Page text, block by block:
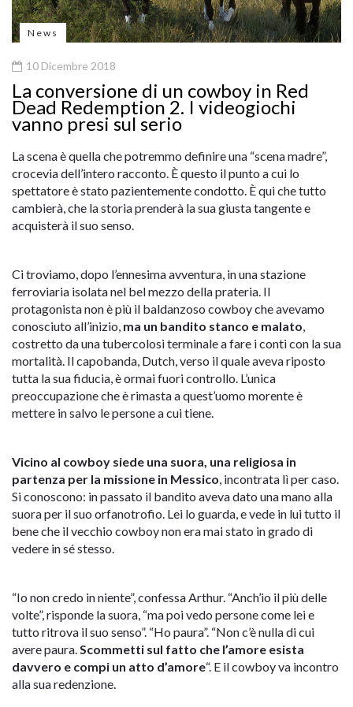
News
10 Dicembre 2018
La conversione di un cowboy in Red
Dead Redemption 2. I videogiochi
vanno presi sul serio
La scena è quella che potremmo definire una “scena madre”,
crocevia dell’intero racconto. È questo il punto a cui lo
spettatore è stato pazientemente condotto. È qui che tutto
cambierà, che la storia prenderà la sua giusta tangente e
acquisterà il suo senso.
Ci troviamo, dopo l’ennesima avventura, in una stazione
ferroviaria isolata nel bel mezzo della prateria. Il
protagonista non è più il baldanzoso cowboy che avevamo
conosciuto all’inizio, ma un bandito stanco e malato,
costretto da una tubercolosi terminale a fare i conti con la sua
mortalità. Il capobanda, Dutch, verso il quale aveva riposto
tutta la sua fiducia, è ormai fuori controllo. L’unica
preoccupazione che è rimasta a quest’uomo morente è
mettere in salvo le persone a cui tiene.
Vicino al cowboy siede una suora, una religiosa in
partenza per la missione in Messico, incontrata lì per caso.
Si conoscono: in passato il bandito aveva dato una mano alla
suora per il suo orfanotrofio. Lei lo guarda, e vede in lui tutto il
bene che il vecchio cowboy non era mai stato in grado di
vedere in sé stesso.
“Io non credo in niente”, confessa Arthur. “Anch’io il più delle
volte”, risponde la suora, “ma poi vedo persone come lei e
tutto ritrova il suo senso”. “Ho paura”. “Non c’è nulla di cui
avere paura.Scommetti sul fatto che l’amore esista
davvero e compi un atto d’amore“. E il cowboy va incontro
alla sua redenzione.